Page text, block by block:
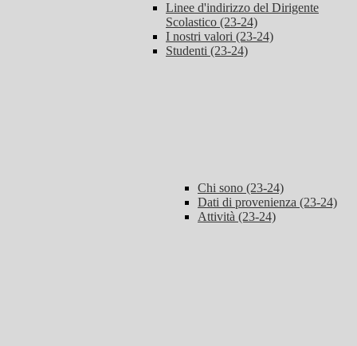
Linee d'indirizzo del Dirigente
Scolastico (23-24)
I nostri valori (23-24)
Studenti (23-24)
Chi sono (23-24)
Dati di provenienza (23-24)
Attività (23-24)